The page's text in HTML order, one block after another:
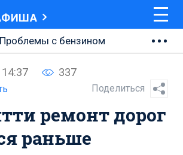
Проблемы с бензином
площади
шоссе
337
Поделиться
ремонт дорог
раньше